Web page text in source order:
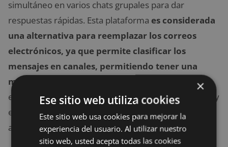
simultáneo en varios chats grupales para dar
respuestas rápidas. Esta plataforma es considerada
una alternativa para reemplazar los correos
electrónicos, ya que permite clasificar los
mensajes en canales, permitiendo tener una
mayor organización
. De igual forma, te permitirá
enviar comunicados y debatir ideas de forma rápida y
eficiente, siendo considerada una de las mejores
alternativas para el teletrabajo.
×
Ese sitio web utiliza cookies
Este sitio web usa cookies para mejorar la
experiencia del usuario. Al utilizar nuestro
sitio web, usted acepta todas las cookies